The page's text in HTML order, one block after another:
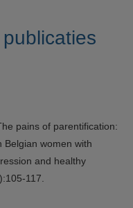
pains of parentification:
Belgian women with
and healthy
117.